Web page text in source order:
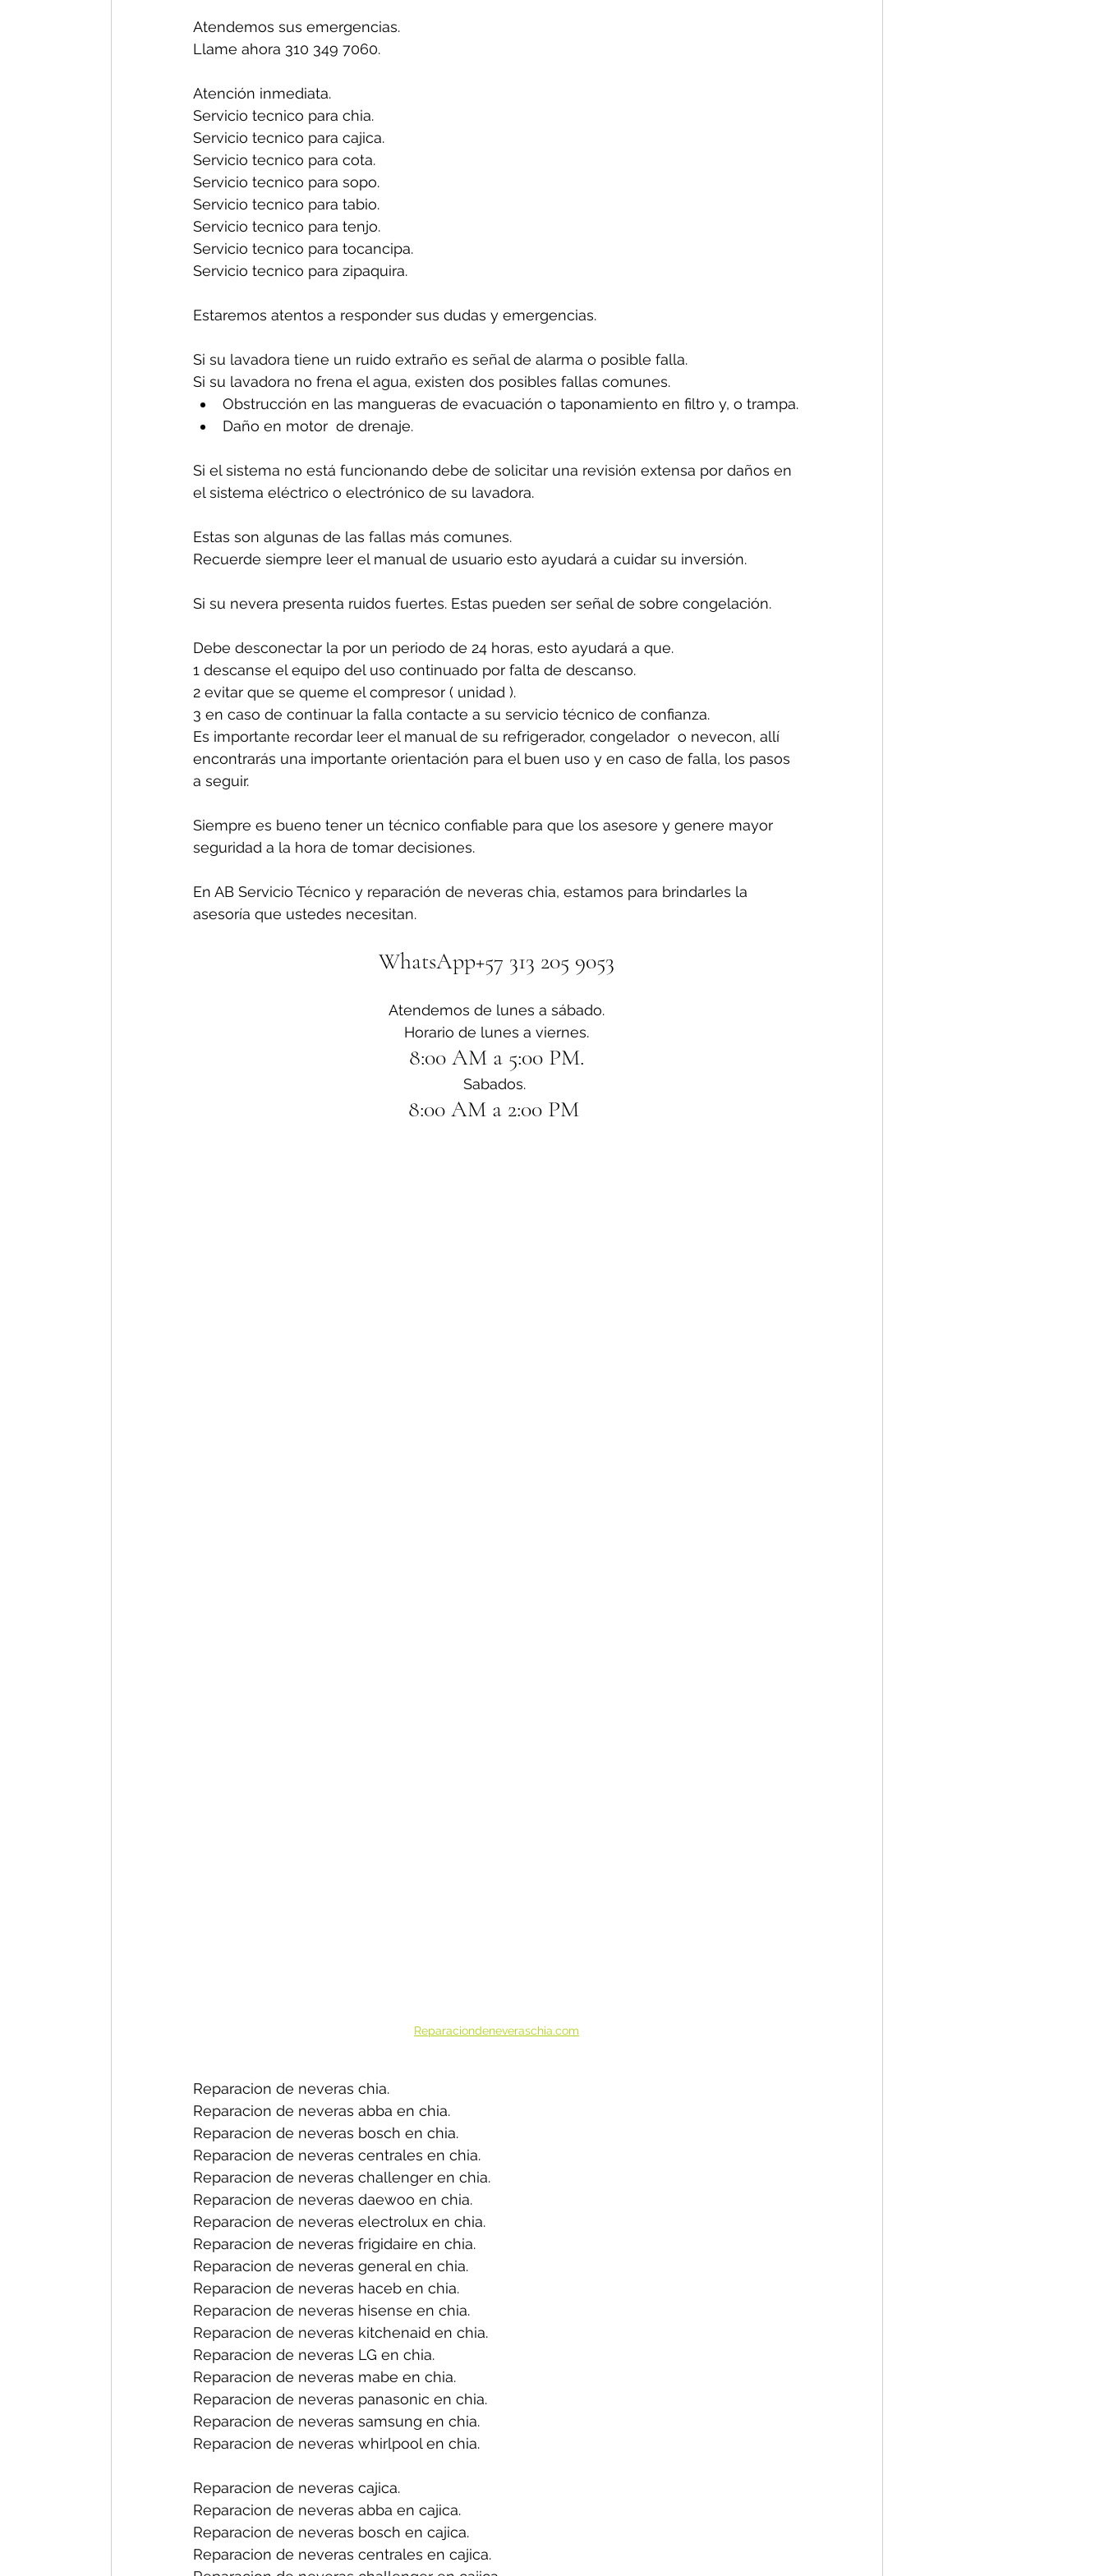
Atendemos sus emergencias.
Llame ahora 310 349 7060.
Atención inmediata.
Servicio tecnico para chia.
Servicio tecnico para cajica.
Servicio tecnico para cota.
Servicio tecnico para sopo.
Servicio tecnico para tabio.
Servicio tecnico para tenjo.
Servicio tecnico para tocancipa.
Servicio tecnico para zipaquira.
Estaremos atentos a responder sus dudas y emergencias.
Si su lavadora tiene un ruido extraño es señal de alarma o posible falla.
Si su lavadora no frena el agua, existen dos posibles fallas comunes.
Obstrucción en las mangueras de evacuación o taponamiento en filtro y, o trampa.
Daño en motor  de drenaje.
Si el sistema no está funcionando debe de solicitar una revisión extensa por daños en
el sistema eléctrico o electrónico de su lavadora.
Estas son algunas de las fallas más comunes.
Recuerde siempre leer el manual de usuario esto ayudará a cuidar su inversión.
Si su nevera presenta ruidos fuertes. Estas pueden ser señal de sobre congelación.
Debe desconectar la por un periodo de 24 horas, esto ayudará a que.
1 descanse el equipo del uso continuado por falta de descanso.
2 evitar que se queme el compresor ( unidad ).
3 en caso de continuar la falla contacte a su servicio técnico de confianza.
Es importante recordar leer el manual de su refrigerador, congelador  o nevecon, allí
encontrarás una importante orientación para el buen uso y en caso de falla, los pasos
a seguir.
Siempre es bueno tener un técnico confiable para que los asesore y genere mayor
seguridad a la hora de tomar decisiones.
En AB Servicio Técnico y reparación de neveras chia, estamos para brindarles la
asesoría que ustedes necesitan.
WhatsApp+57 313 205 9053
Atendemos de lunes a sábado.
Horario de lunes a viernes.
8:00 AM a 5:00 PM.
Sabados.
8:00 AM a 2:00 PM
Reparaciondeneveraschia.com
Reparacion de neveras chia.
Reparacion de neveras abba en chia.
Reparacion de neveras bosch en chia.
Reparacion de neveras centrales en chia.
Reparacion de neveras challenger en chia.
Reparacion de neveras daewoo en chia.
Reparacion de neveras electrolux en chia.
Reparacion de neveras frigidaire en chia.
Reparacion de neveras general en chia.
Reparacion de neveras haceb en chia.
Reparacion de neveras hisense en chia.
Reparacion de neveras kitchenaid en chia.
Reparacion de neveras LG en chia.
Reparacion de neveras mabe en chia.
Reparacion de neveras panasonic en chia.
Reparacion de neveras samsung en chia.
Reparacion de neveras whirlpool en chia.
Reparacion de neveras cajica.
Reparacion de neveras abba en cajica.
Reparacion de neveras bosch en cajica.
Reparacion de neveras centrales en cajica.